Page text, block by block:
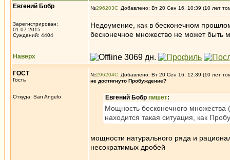
Евгений Бобр
Зарегистрирован:
01.07.2015
Суждений: 4404
№296203 Добавлено: Вт 20 Сен 16, 10:39 (10 лет
Недоумение, как в бесконечном
бесконечное множество не может быть
Наверх
ГОСТ
Гость
Откуда: San Angelo
№296204
Добавлено: Вт 20 Сен 16, 12:39 (10 лет
не достигнуто Пробуждение?
Евгений Бобр пишет:
Мощность бесконечного
находится такая ситуация, как
мощности натурального ряда и
несократимых дробей